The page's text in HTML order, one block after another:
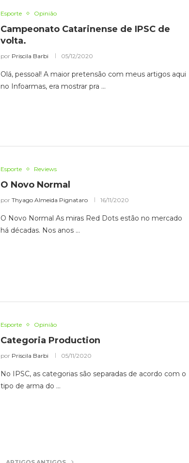
Esporte Opinião
Campeonato Catarinense de IPSC de
volta.
por Priscila Barbi 05/12/2020
Olá, pessoal! A maior pretensão com meus artigos aqui
no Infoarmas, era mostrar pra …
Esporte Reviews
O Novo Normal
por Thyago Almeida Pignataro 16/11/2020
O Novo Normal As miras Red Dots estão no mercado
há décadas. Nos anos …
Esporte Opinião
Categoria Production
por Priscila Barbi 05/11/2020
No IPSC, as categorias são separadas de acordo com o
tipo de arma do …